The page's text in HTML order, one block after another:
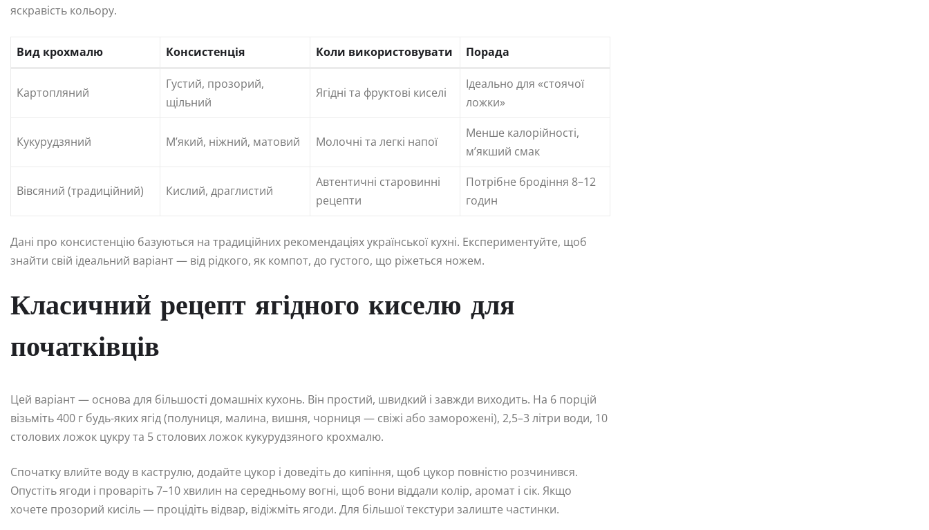
яскравість кольору.
Вид крохмалю Консистенція Коли використовувати Порада
Картопляний
Густий, прозорий,
щільний
Ягідні та фруктові киселі
Ідеально для «стоячої
ложки»
Кукурудзяний М’який, ніжний, матовий Молочні та легкі напої
Менше калорійності,
м’якший смак
Вівсяний (традиційний) Кислий, драглистий
Автентичні старовинні
рецепти
Потрібне бродіння 8–12
годин
Дані про консистенцію базуються на традиційних рекомендаціях української кухні. Експериментуйте, щоб
знайти свій ідеальний варіант — від рідкого, як компот, до густого, що ріжеться ножем.
Класичний рецепт ягідного киселю для
початківців
Цей варіант — основа для більшості домашніх кухонь. Він простий, швидкий і завжди виходить. На 6 порцій
візьміть 400 г будь-яких ягід (полуниця, малина, вишня, чорниця — свіжі або заморожені), 2,5–3 літри води, 10
столових ложок цукру та 5 столових ложок кукурудзяного крохмалю.
Спочатку влийте воду в каструлю, додайте цукор і доведіть до кипіння, щоб цукор повністю розчинився.
Опустіть ягоди і проваріть 7–10 хвилин на середньому вогні, щоб вони віддали колір, аромат і сік. Якщо
хочете прозорий кисіль — процідіть відвар, відіжміть ягоди. Для більшої текстури залиште частинки.